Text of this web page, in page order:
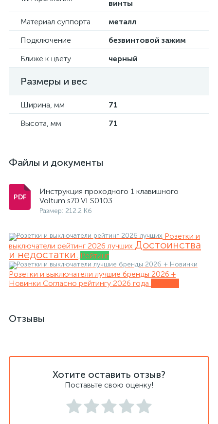
винты
Материал суппорта
металл
Подключение
безвинтовой зажим
Ближе к цвету
черный
Размеры и вес
Ширина, мм
71
Высота, мм
71
Файлы и документы
Инструкция проходного 1 клавишного
Voltum s70 VLS0103
Размер: 212.2 Кб
Розетки и
выключатели рейтинг 2026 лучших Достоинства
и недостатки. Рейтинг
Розетки и выключатели лучшие бренды 2026 +
Новинки Согласно рейтингу 2026 года
Отзывы
Хотите оставить отзыв?
Поставьте свою оценку!